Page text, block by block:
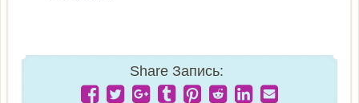
Share Запись: